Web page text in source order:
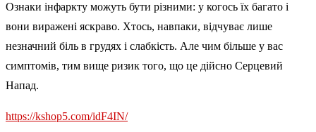
Ознаки інфаркту можуть бути різними: у когось їх багато і
вони виражені яскраво. Хтось, навпаки, відчуває лише
незначний біль в грудях і слабкість. Але чим більше у вас
симптомів, тим вище ризик того, що це дійсно Серцевий
Напад.
https://kshop5.com/idF4IN/